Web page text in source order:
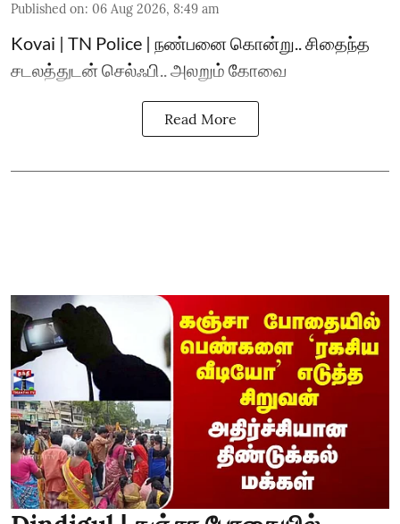
Published on: 06 Aug 2026, 8:49 am
Kovai | TN Police | நண்பனை கொன்று.. சிதைந்த
சடலத்துடன் செல்ஃபி.. அலறும் கோவை
Read More